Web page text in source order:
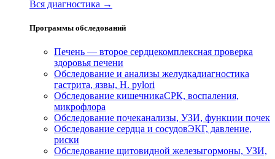
Вся диагностика →
Программы обследований
Печень — второе сердцекомплексная проверка
здоровья печени
Обследование и анализы желудкадиагностика
гастрита, язвы, H. pylori
Обследование кишечникаСРК, воспаления,
микрофлора
Обследование почеканализы, УЗИ, функции почек
Обследование сердца и сосудовЭКГ, давление,
риски
Обследование щитовидной железыгормоны, УЗИ,